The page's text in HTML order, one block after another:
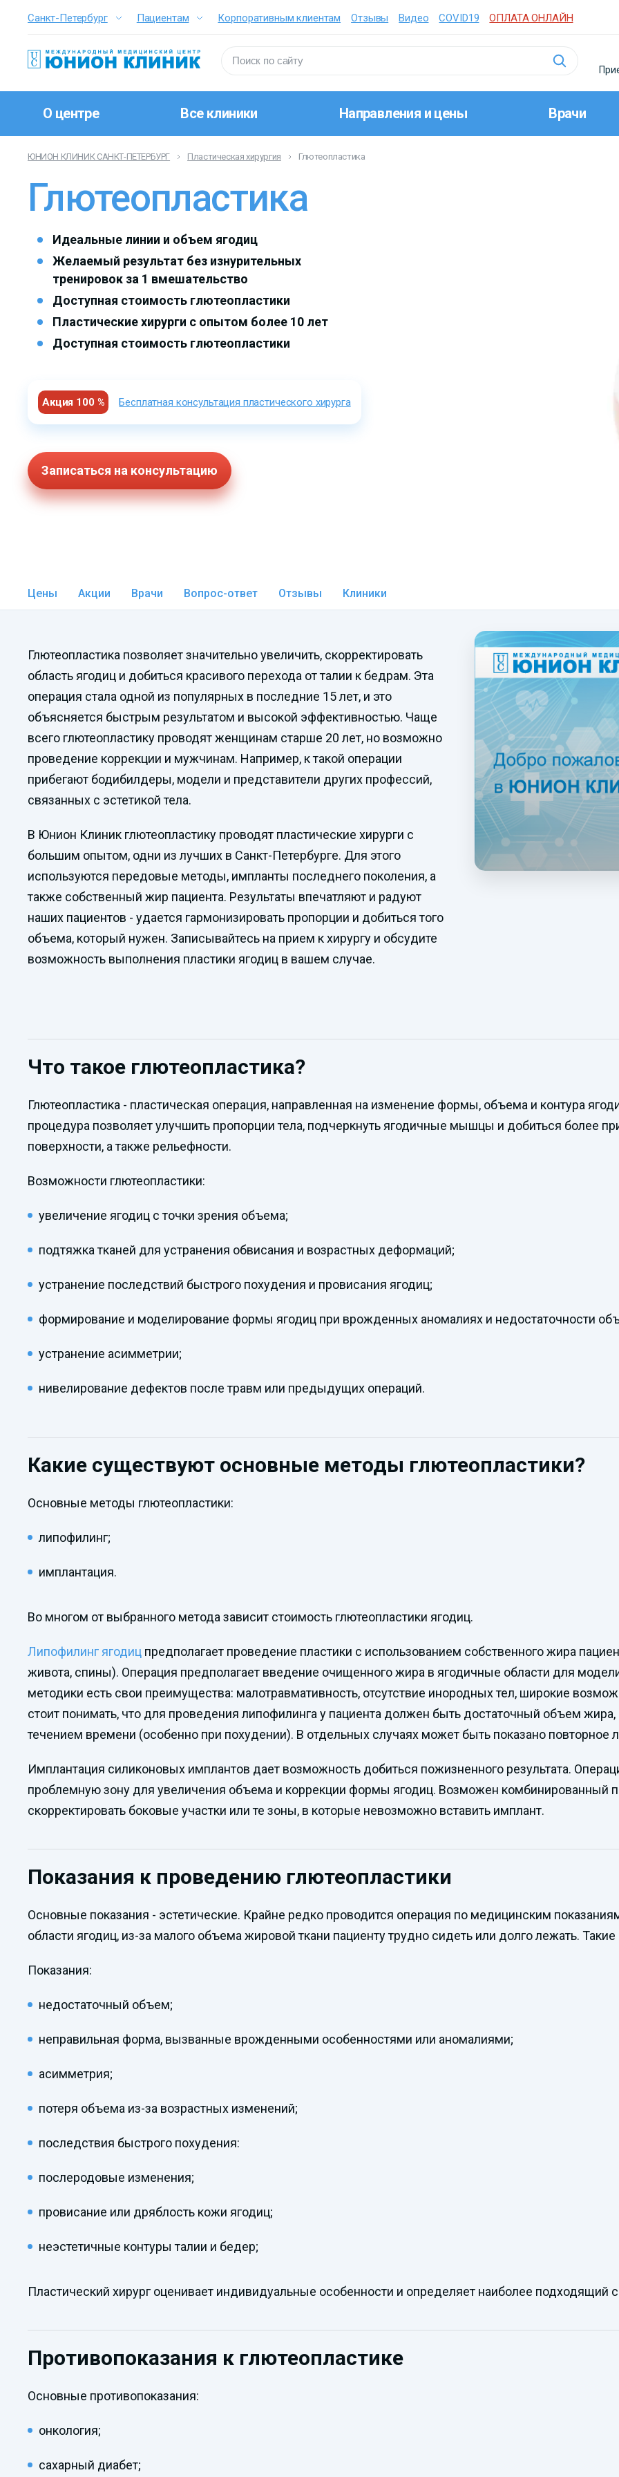
Санкт-Петербург Пациентам Корпоративным клиентам Отзывы Видео COVID19 ОПЛАТА ОНЛАЙН
О центре Все клиники Направления и цены Врачи
ЮНИОН КЛИНИК САНКТ-ПЕТЕРБУРГ Пластическая хирургия Глютеопластика
Глютеопластика
Идеальные линии и объем ягодиц
Желаемый результат без изнурительных
тренировок за 1 вмешательство
Доступная стоимость глютеопластики
Пластические хирурги с опытом более 10 лет
Доступная стоимость глютеопластики
Акция 100 % Бесплатная консультация пластического хирурга
Записаться на консультацию
Цены Акции Врачи Вопрос-ответ Отзывы Клиники
Глютеопластика позволяет значительно увеличить, скорректировать
область ягодиц и добиться красивого перехода от талии к бедрам. Эта
операция стала одной из популярных в последние 15 лет, и это
объясняется быстрым результатом и высокой эффективностью. Чаще
всего глютеопластику проводят женщинам старше 20 лет, но возможно
проведение коррекции и мужчинам. Например, к такой операции
прибегают бодибилдеры, модели и представители других профессий,
связанных с эстетикой тела.
В Юнион Клиник глютеопластику проводят пластические хирурги с
большим опытом, одни из лучших в Санкт-Петербурге. Для этого
используются передовые методы, импланты последнего поколения, а
также собственный жир пациента. Результаты впечатляют и радуют
наших пациентов - удается гармонизировать пропорции и добиться того
объема, который нужен. Записывайтесь на прием к хирургу и обсудите
возможность выполнения пластики ягодиц в вашем случае.
Что такое глютеопластика?
Глютеопластика - пластическая операция, направленная на изменение формы, объема и контура
процедура позволяет улучшить пропорции тела, подчеркнуть ягодичные мышцы и добиться более
поверхности, а также рельефности.
Возможности глютеопластики:
увеличение ягодиц с точки зрения объема;
подтяжка тканей для устранения обвисания и возрастных деформаций;
устранение последствий быстрого похудения и провисания ягодиц;
формирование и моделирование формы ягодиц при врожденных аномалиях и недостаточности
устранение асимметрии;
нивелирование дефектов после травм или предыдущих операций.
Какие существуют основные методы глютеопластики?
Основные методы глютеопластики:
липофилинг;
имплантация.
Во многом от выбранного метода зависит стоимость глютеопластики ягодиц.
Липофилинг ягодиц предполагает проведение пластики с использованием собственного жира
живота, спины). Операция предполагает введение очищенного жира в ягодичные области для
методики есть свои преимущества: малотравмативность, отсутствие инородных тел, широкие
стоит понимать, что для проведения липофилинга у пациента должен быть достаточный объем
течением времени (особенно при похудении). В отдельных случаях может быть показано повторное
Имплантация силиконовых имплантов дает возможность добиться пожизненного результата.
проблемную зону для увеличения объема и коррекции формы ягодиц. Возможен комбинированный
скорректировать боковые участки или те зоны, в которые невозможно вставить имплант.
Показания к проведению глютеопластики
Основные показания - эстетические. Крайне редко проводится операция по медицинским
области ягодиц, из-за малого объема жировой ткани пациенту трудно сидеть или долго лежать.
Показания:
недостаточный объем;
неправильная форма, вызванные врожденными особенностями или аномалиями;
асимметрия;
потеря объема из-за возрастных изменений;
последствия быстрого похудения:
послеродовые изменения;
провисание или дряблость кожи ягодиц;
неэстетичные контуры талии и бедер;
Пластический хирург оценивает индивидуальные особенности и определяет наиболее подходящий
Противопоказания к глютеопластике
Основные противопоказания:
онкология;
сахарный диабет;